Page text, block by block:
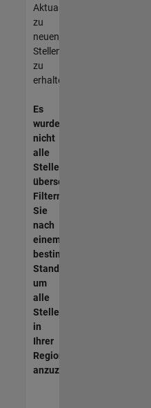
Aktualisierungen
zu
neuen
Stellenangeboten
zu
erhalten.
Es
wurden
nicht
alle
Stellen
übersetzt.
Filtern
Sie
nach
einem
bestimmten
Standort,
um
alle
Stellenangebote
in
Ihrer
Region
anzuzeigen.